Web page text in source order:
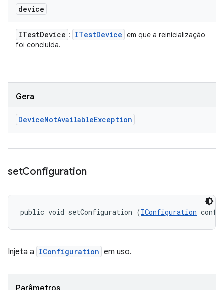
device
ITestDevice : ITestDevice em que a reinicialização
foi concluída.
Gera
DeviceNotAvailableException
setConfiguration
public void setConfiguration (IConfiguration
Injeta a IConfiguration em uso.
Parâmetros